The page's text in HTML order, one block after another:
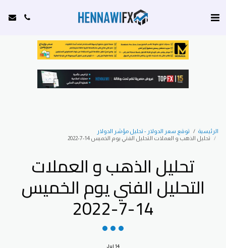
الرئيسية
توقع سعر الدولار - تحليل مؤشر الدولار
تحليل الذهب و العملات التحليل الفني يوم الخميس 14-7-2022
تحليل الذهب و العملات
التحليل الفني يوم الخميس
14-7-2022
14
Jul